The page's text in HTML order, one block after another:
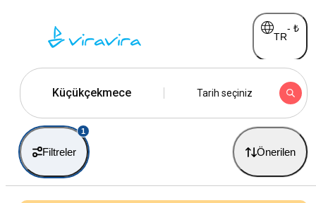
TR
- ₺
Küçükçekmece Tarih seçiniz
Filtreler
1
Önerilen